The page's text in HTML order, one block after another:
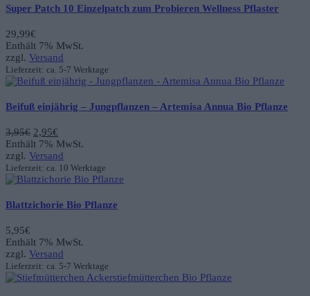
Super Patch 10 Einzelpatch zum Probieren Wellness Pflaster
29,99€
Enthält 7% MwSt.
zzgl. Versand
Lieferzeit: ca. 5-7 Werktage
Beifuß einjährig – Jungpflanzen – Artemisa Annua Bio Pflanze
3,95€ Ursprünglicher
Preis
war:
3,95€
2,95€
Preis
ist:
2,95€.
Enthält 7% MwSt.
zzgl. Versand
Lieferzeit: ca. 10 Werktage
Blattzichorie Bio Pflanze
5,95€
Enthält 7% MwSt.
zzgl. Versand
Lieferzeit: ca. 5-7 Werktage